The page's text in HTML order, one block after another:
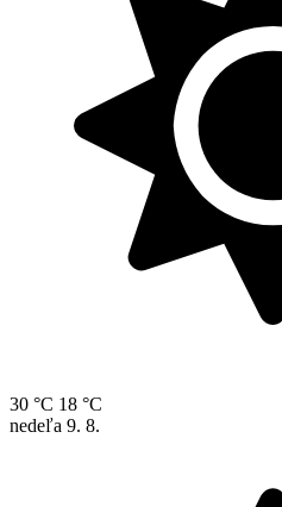
30 °C 18 °C
nedeľa 9. 8.